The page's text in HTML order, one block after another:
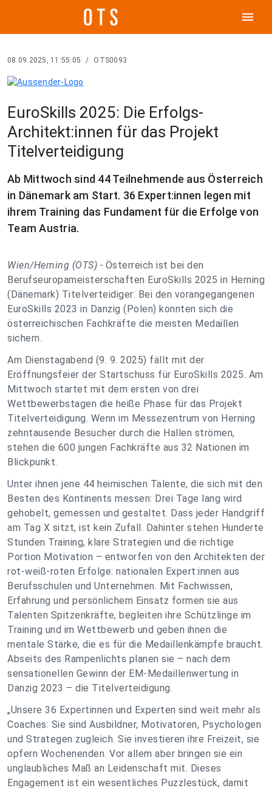
menu
08.09.2025, 11:55:05 / OTS0093
EuroSkills 2025: Die Erfolgs-
Architekt:innen für das Projekt
Titelverteidigung
Ab Mittwoch sind 44 Teilnehmende aus Österreich
in Dänemark am Start. 36 Expert:innen legen mit
ihrem Training das Fundament für die Erfolge von
Team Austria.
Wien/Herning (OTS) - Österreich ist bei den
Berufseuropameisterschaften EuroSkills 2025 in Herning
(Dänemark) Titelverteidiger: Bei den vorangegangenen
EuroSkills 2023 in Danzig (Polen) konnten sich die
österreichischen Fachkräfte die meisten Medaillen
sichern.
Am Dienstagabend (9. 9. 2025) fällt mit der
Eröffnungsfeier der Startschuss für EuroSkills 2025. Am
Mittwoch startet mit dem ersten von drei
Wettbewerbstagen die heiße Phase für das Projekt
Titelverteidigung. Wenn im Messezentrum von Herning
zehntausende Besucher durch die Hallen strömen,
stehen die 600 jungen Fachkräfte aus 32 Nationen im
Blickpunkt.
Unter ihnen jene 44 heimischen Talente, die sich mit den
Besten des Kontinents messen: Drei Tage lang wird
gehobelt, gemessen und gestaltet. Dass jeder Handgriff
am Tag X sitzt, ist kein Zufall. Dahinter stehen Hunderte
Stunden Training, klare Strategien und die richtige
Portion Motivation – entworfen von den Architekten der
rot-weiß-roten Erfolge: nationalen Expert:innen aus
Berufsschulen und Unternehmen. Mit Fachwissen,
Erfahrung und persönlichem Einsatz formen sie aus
Talenten Spitzenkräfte, begleiten ihre Schützlinge im
Training und im Wettbewerb und geben ihnen die
mentale Stärke, die es für die Medaillenkämpfe braucht.
Abseits des Rampenlichts planen sie – nach dem
sensationellen Gewinn der EM-Medaillenwertung in
Danzig 2023 – die Titelverteidigung.
„Unsere 36 Expertinnen und Experten sind weit mehr als
Coaches: Sie sind Ausbildner, Motivatoren, Psychologen
und Strategen zugleich. Sie investieren ihre Freizeit, sie
opfern Wochenenden. Vor allem aber bringen sie ein
unglaubliches Maß an Leidenschaft mit. Dieses
Engagement ist ein wesentliches Puzzlestück, damit